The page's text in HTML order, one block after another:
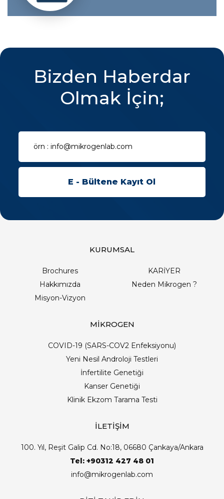
Bizden Haberdar
Olmak İçin;
KURUMSAL
Brochures
KARİYER
Hakkımızda
Neden Mikrogen ?
Misyon-Vizyon
MİKROGEN
COVID-19 (SARS-COV2 Enfeksiyonu)
Yeni Nesil Androloji Testleri
İnfertilite Genetiği
Kanser Genetiği
Klinik Ekzom Tarama Testi
İLETİŞİM
100. Yıl, Reşit Galip Cd. No:18, 06680 Çankaya/Ankara
Tel: +90312 427 48 01
info@mikrogenlab.com